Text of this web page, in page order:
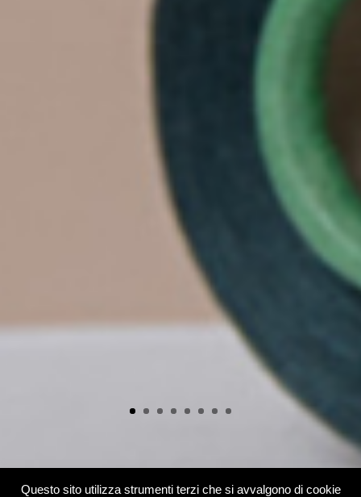
Questo sito utilizza strumenti terzi che si avvalgono di cookie